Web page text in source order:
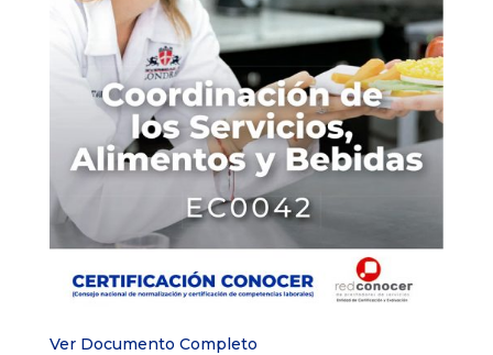
Ver Documento Completo